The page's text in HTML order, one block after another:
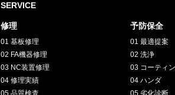
SERVICE
修理
01 基板修理
02 FA機器修理
03 NC装置修理
04 修理実績
05 品質検査
予防保全
01 最適提案
02 洗浄
03 コーティ
04 ハンダ
05 劣化診断